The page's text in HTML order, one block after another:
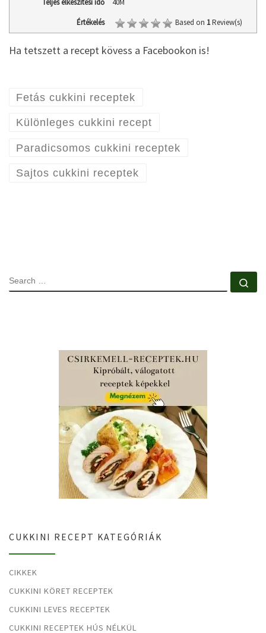
Értékelés Based on 1Review(s)
Ha tetszett a recept kövess a Facebookon is!
Fetás cukkini receptek
Különleges cukkini recept
Paradicsomos cukkini receptek
Sajtos cukkini receptek
SEARCH
CUKKINI RECEPT KATEGÓRIÁK
CIKKEK
CUKKINI KÖRET RECEPTEK
CUKKINI LEVES RECEPTEK
CUKKINI RECEPTEK HÚS NÉLKÜL